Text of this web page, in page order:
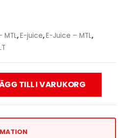
MTL,E-juice,E-Juice – MTL,
TILL I VARUKORG